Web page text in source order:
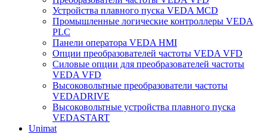
Устройства плавного пуска VEDA MCD
Промышленные логические контроллеры VEDA
PLC
Панели оператора VEDA HMI
Опции преобразователей частоты VEDA VFD
Силовые опции для преобразователей частоты
VEDA VFD
Высоковольтные преобразователи частоты
VEDADRIVE
Высоковольтные устройства плавного пуска
VEDASTART
Unimat